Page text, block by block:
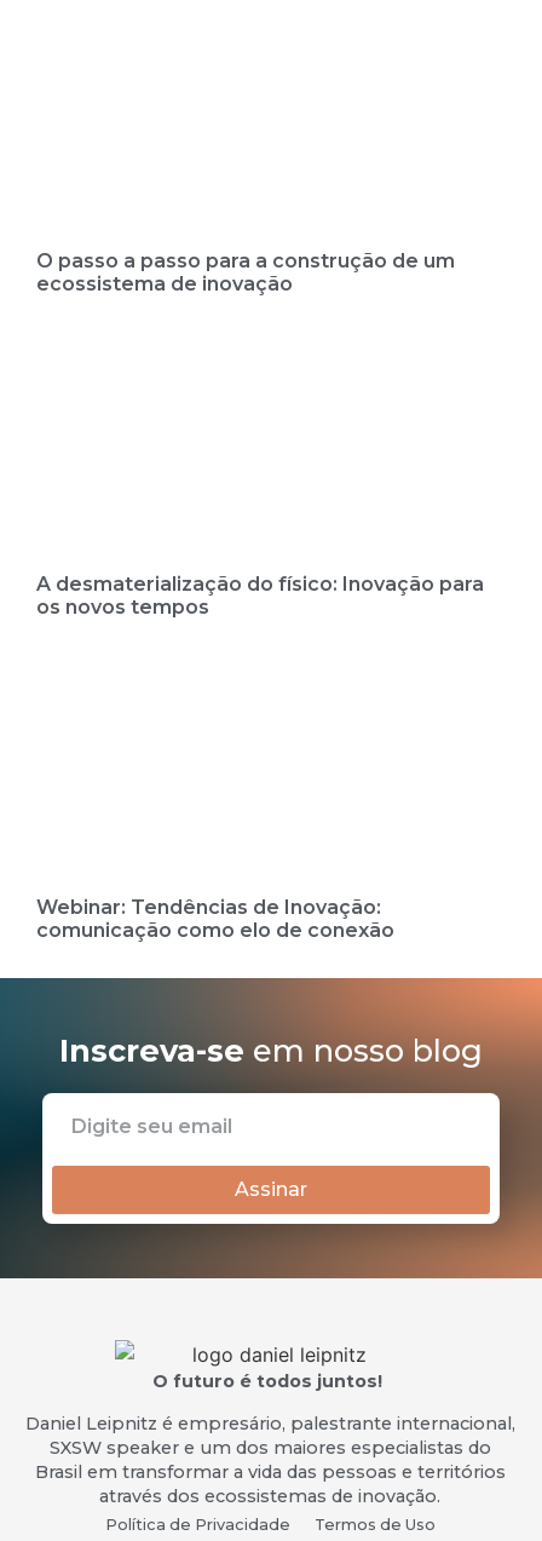
O passo a passo para a construção de um
ecossistema de inovação
A desmaterialização do físico: Inovação para
os novos tempos
Webinar: Tendências de Inovação:
comunicação como elo de conexão
Inscreva-se em nosso blog
Assinar
O futuro é todos juntos!
Daniel Leipnitz é empresário, palestrante internacional,
SXSW speaker e um dos maiores especialistas do
Brasil em transformar a vida das pessoas e territórios
através dos ecossistemas de inovação.
Política de Privacidade Termos de Uso